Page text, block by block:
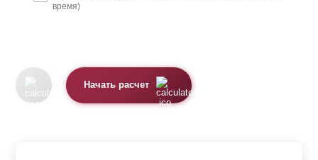
время)
Начать расчет